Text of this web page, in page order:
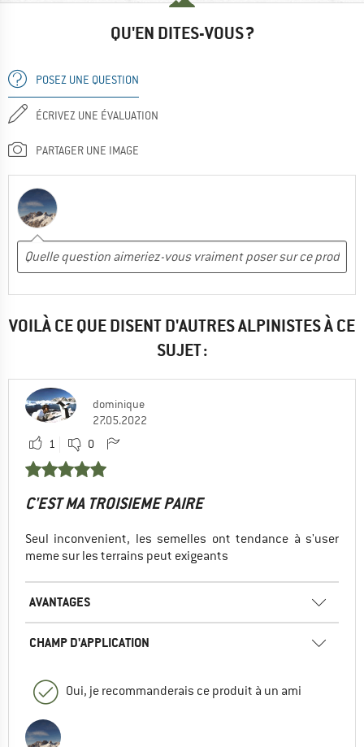
QU'EN DITES-VOUS ?
POSEZ UNE QUESTION
ÉCRIVEZ UNE ÉVALUATION
PARTAGER UNE IMAGE
VOILÀ CE QUE DISENT D'AUTRES ALPINISTES À CE
SUJET :
dominique
27.05.2022
1
0
C'EST MA TROISIEME PAIRE
Seul inconvenient, les semelles ont tendance à s'user
meme sur les terrains peut exigeants
AVANTAGES
CHAMP D'APPLICATION
Oui, je recommanderais ce produit à un ami